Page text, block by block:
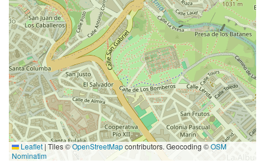
Leaflet | Tiles ©OpenStreetMapcontributors. Geocoding ©OSM
Nominatim